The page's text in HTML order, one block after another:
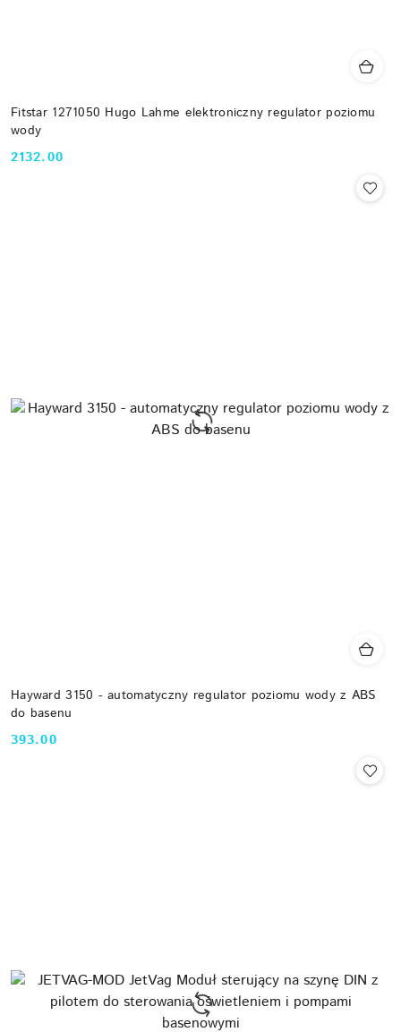
Fitstar 1271050 Hugo Lahme elektroniczny regulator poziomu
wody
Cena:
2132.00
Hayward 3150 - automatyczny regulator poziomu wody z ABS
do basenu
Cena:
393.00